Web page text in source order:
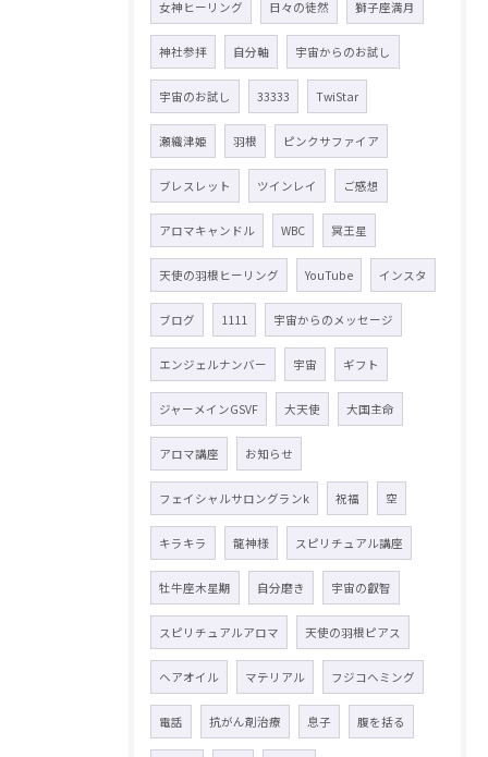
女神ヒーリング 日々の徒然 獅子座満月
神社参拝 自分軸 宇宙からのお試し
宇宙のお試し 33333 TwiStar
瀬織津姫 羽根 ピンクサファイア
ブレスレット ツインレイ ご感想
アロマキャンドル WBC 冥王星
天使の羽根ヒーリング YouTube インスタ
ブログ 1111 宇宙からのメッセージ
エンジェルナンバー 宇宙 ギフト
ジャーメインGSVF 大天使 大国主命
アロマ講座 お知らせ
フェイシャルサロングランk 祝福 空
キラキラ 龍神様 スピリチュアル講座
牡牛座木星期 自分磨き 宇宙の叡智
スピリチュアルアロマ 天使の羽根ピアス
ヘアオイル マテリアル フジコヘミング
電話 抗がん剤治療 息子 腹を括る